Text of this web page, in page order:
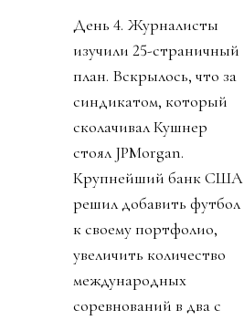
День 4. Журналисты
изучили 25-страничный
план. Вскрылось, что за
синдикатом, который
сколачивал Кушнер
стоял JPMorgan.
Крупнейший банк США
решил добавить футбол
к своему портфолио,
увеличить количество
международных
соревнований в два с